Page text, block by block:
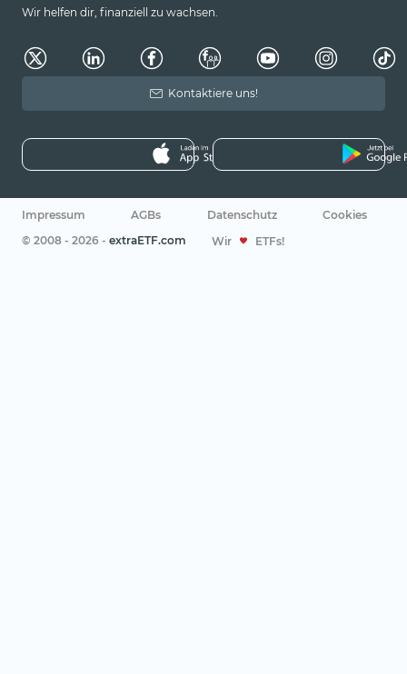
Wir helfen dir, finanziell zu wachsen.
Kontaktiere uns!
Impressum AGBs Datenschutz
Cookies
© 2008 - 2026 - extraETF.com Wir ETFs!